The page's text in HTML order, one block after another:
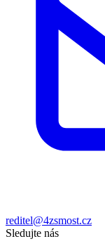
reditel@4zsmost.cz
Sledujte nás